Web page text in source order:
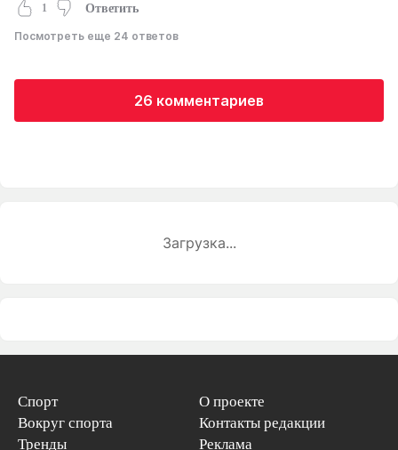
1 Ответить
Посмотреть еще 24 ответов
26 комментариев
Загрузка...
Спорт
Вокруг спорта
Тренды
О проекте
Контакты редакции
Реклама